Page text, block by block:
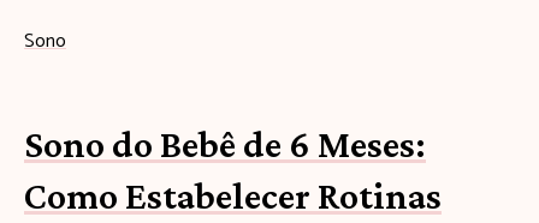
Sono
Sono do Bebê de 6 Meses:
Como Estabelecer Rotinas